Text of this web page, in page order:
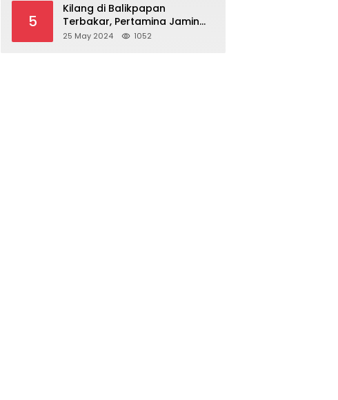
5
Kilang di Balikpapan
Terbakar, Pertamina Jamin
Pasokan BBM Aman
25 May 2024 1052